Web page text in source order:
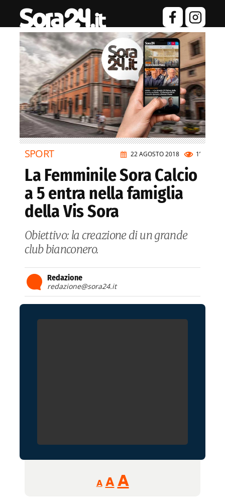
22 AGOSTO 2018 1’
SPORT
La Femminile Sora Calcio
a 5 entra nella famiglia
della Vis Sora
Obiettivo: la creazione di un grande
club bianconero.
Redazione
redazione@sora24.it
A
Reducir
tamaño
A Restablecer
AAumentar